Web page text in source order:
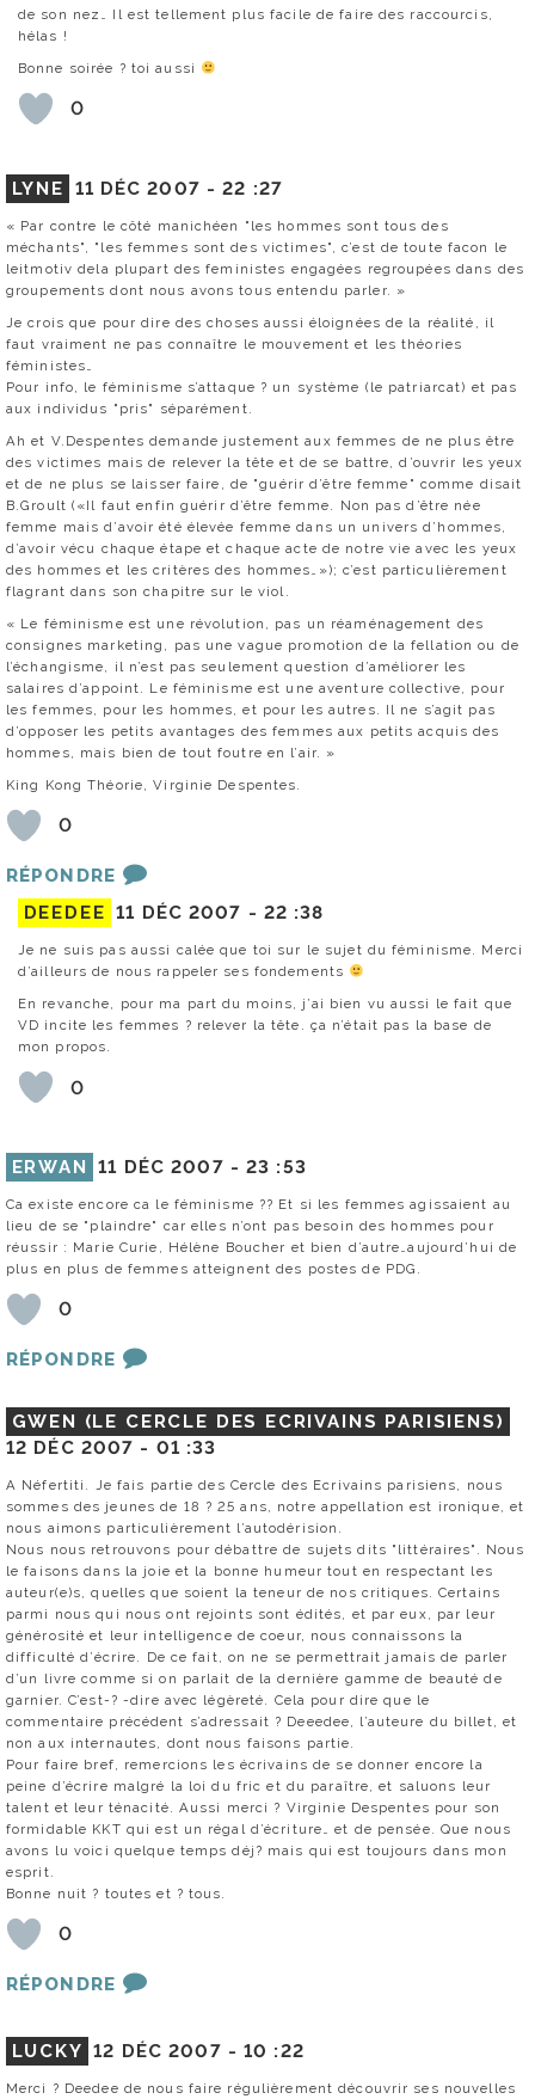
de son nez… Il est tellement plus facile de faire des raccourcis,
hélas !
Bonne soirée ? toi aussi
0
LYNE 11 DÉC 2007 -22 :27
« Par contre le côté manichéen "les hommes sont tous des
méchants", "les femmes sont des victimes", c’est de toute facon le
leitmotiv dela plupart des feministes engagées regroupées dans des
groupements dont nous avons tous entendu parler. »
Je crois que pour dire des choses aussi éloignées de la réalité, il
faut vraiment ne pas connaître le mouvement et les théories
féministes…
Pour info, le féminisme s’attaque ? un système (le patriarcat) et pas
aux individus "pris" séparément.
Ah et V.Despentes demande justement aux femmes de ne plus être
des victimes mais de relever la tête et de se battre, d’ouvrir les yeux
et de ne plus se laisser faire, de "guérir d’être femme" comme disait
B.Groult («Il faut enfin guérir d’être femme. Non pas d’être née
femme mais d’avoir été élevée femme dans un univers d’hommes,
d’avoir vécu chaque étape et chaque acte de notre vie avec les yeux
des hommes et les critères des hommes…»); c’est particulièrement
flagrant dans son chapitre sur le viol.
« Le féminisme est une révolution, pas un réaménagement des
consignes marketing, pas une vague promotion de la fellation ou de
l’échangisme, il n’est pas seulement question d’améliorer les
salaires d’appoint. Le féminisme est une aventure collective, pour
les femmes, pour les hommes, et pour les autres. Il ne s’agit pas
d’opposer les petits avantages des femmes aux petits acquis des
hommes, mais bien de tout foutre en l’air. »
King Kong Théorie, Virginie Despentes.
0
RÉPONDRE
DEEDEE 11 DÉC 2007 - 22 :38
Je ne suis pas aussi calée que toi sur le sujet du féminisme. Merci
d’ailleurs de nous rappeler ses fondements
En revanche, pour ma part du moins, j’ai bien vu aussi le fait que
VD incite les femmes ? relever la tête. ça n’était pas la base de
mon propos.
0
ERWAN 11 DÉC 2007 -23 :53
Ca existe encore ca le féminisme ?? Et si les femmes agissaient au
lieu de se "plaindre" car elles n’ont pas besoin des hommes pour
réussir : Marie Curie, Hélène Boucher et bien d’autre…aujourd’hui de
plus en plus de femmes atteignent des postes de PDG.
0
RÉPONDRE
GWEN (LE CERCLE DES ECRIVAINS PARISIENS)
12 DÉC 2007 - 01 :33
A Néfertiti. Je fais partie des Cercle des Ecrivains parisiens, nous
sommes des jeunes de 18 ? 25 ans, notre appellation est ironique, et
nous aimons particulièrement l’autodérision.
Nous nous retrouvons pour débattre de sujets dits "littéraires". Nous
le faisons dans la joie et la bonne humeur tout en respectant les
auteur(e)s, quelles que soient la teneur de nos critiques. Certains
parmi nous qui nous ont rejoints sont édités, et par eux, par leur
générosité et leur intelligence de coeur, nous connaissons la
difficulté d’écrire. De ce fait, on ne se permettrait jamais de parler
d’un livre comme si on parlait de la dernière gamme de beauté de
garnier. C’est-? -dire avec légèreté. Cela pour dire que le
commentaire précédent s’adressait ? Deeedee, l’auteure du billet, et
non aux internautes, dont nous faisons partie.
Pour faire bref, remercions les écrivains de se donner encore la
peine d’écrire malgré la loi du fric et du paraître, et saluons leur
talent et leur ténacité. Aussi merci ? Virginie Despentes pour son
formidable KKT qui est un régal d’écriture… et de pensée. Que nous
avons lu voici quelque temps déj? mais qui est toujours dans mon
esprit.
Bonne nuit ? toutes et ? tous.
0
RÉPONDRE
LUCKY 12 DÉC 2007 -10 :22
Merci ? Deedee de nous faire régulièrement découvrir ses nouvelles